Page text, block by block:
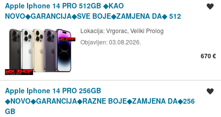
Apple Iphone 14 PRO 512GB ◆KAO
NOVO◆GARANCIJA◆SVE BOJE◆ZAMJENA DA◆ 512
Lokacija:Vrgorac, Veliki Prolog
Objavljen:03.08.2026.
670 €
Apple Iphone 14 PRO 256GB
◆NOVO◆GARANCIJA◆RAZNE BOJE◆ZAMJENA DA◆256
GB